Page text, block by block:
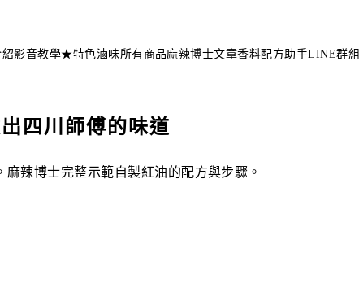
紹影音教學★特色滷味所有商品麻辣博士文章香料配方助手LINE群組
四川師傅的味道
辣博士完整示範自製紅油的配方與步驟。